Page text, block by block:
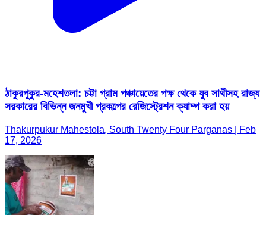
ঠাকুরপুকুর-মহেশতলা: চট্টা গ্রাম পঞ্চায়েতের পক্ষ থেকে যুব সাথীসহ রাজ্য
সরকারের বিভিন্ন জনমুখী প্রকল্পের রেজিস্ট্রেশন ক্যাম্প করা হয়
Thakurpukur Mahestola, South Twenty Four Parganas | Feb
17, 2026